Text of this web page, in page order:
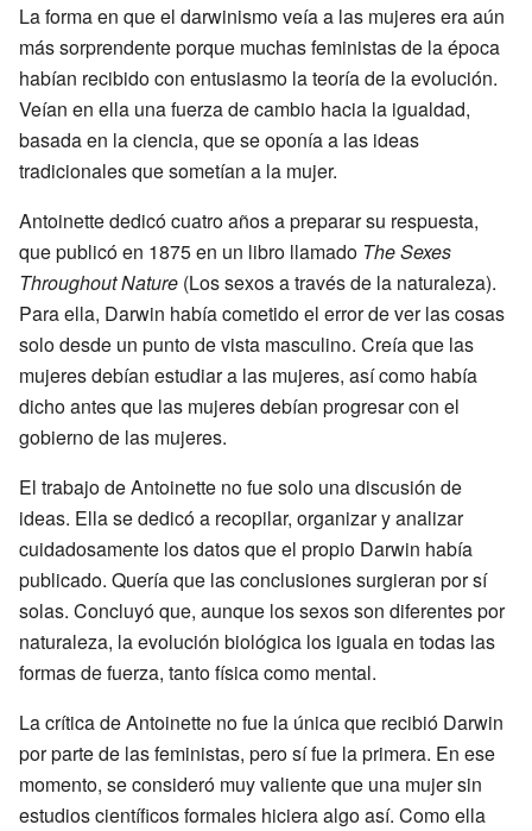
La forma en que el darwinismo veía a las mujeres era aún
más sorprendente porque muchas feministas de la época
habían recibido con entusiasmo la teoría de la evolución.
Veían en ella una fuerza de cambio hacia la igualdad,
basada en la ciencia, que se oponía a las ideas
tradicionales que sometían a la mujer.
Antoinette dedicó cuatro años a preparar su respuesta,
que publicó en 1875 en un libro llamado The Sexes
Throughout Nature (Los sexos a través de la naturaleza).
Para ella, Darwin había cometido el error de ver las cosas
solo desde un punto de vista masculino. Creía que las
mujeres debían estudiar a las mujeres, así como había
dicho antes que las mujeres debían progresar con el
gobierno de las mujeres.
El trabajo de Antoinette no fue solo una discusión de
ideas. Ella se dedicó a recopilar, organizar y analizar
cuidadosamente los datos que el propio Darwin había
publicado. Quería que las conclusiones surgieran por sí
solas. Concluyó que, aunque los sexos son diferentes por
naturaleza, la evolución biológica los iguala en todas las
formas de fuerza, tanto física como mental.
La crítica de Antoinette no fue la única que recibió Darwin
por parte de las feministas, pero sí fue la primera. En ese
momento, se consideró muy valiente que una mujer sin
estudios científicos formales hiciera algo así. Como ella